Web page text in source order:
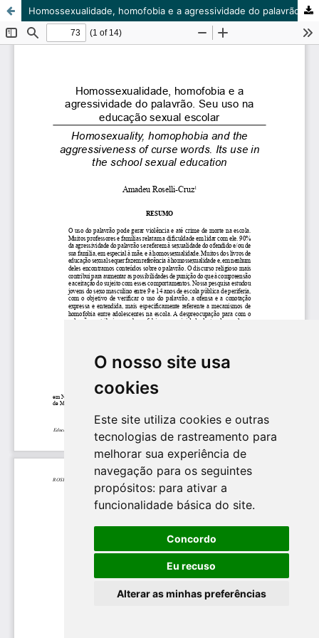
O nosso site usa
cookies
Este site utiliza cookies e outras
tecnologias de rastreamento para
melhorar sua experiência de
navegação para os seguintes
propósitos: para ativar a
funcionalidade básica do site.
Concordo
Eu recuso
Alterar as minhas preferências
Homossexualidade, homofobia e a agressividade do palavrão. Seu uso na educação sexual escolar